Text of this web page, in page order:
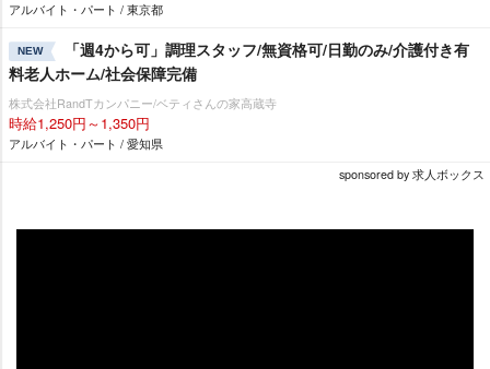
アルバイト・パート / 東京都
NEW
「週4から可」調理スタッフ/無資格可/日勤のみ/介護付き有
料老人ホーム/社会保障完備
株式会社RandTカンパニー/ベティさんの家高蔵寺
時給1,250円～1,350円
アルバイト・パート / 愛知県
sponsored by 求人ボックス